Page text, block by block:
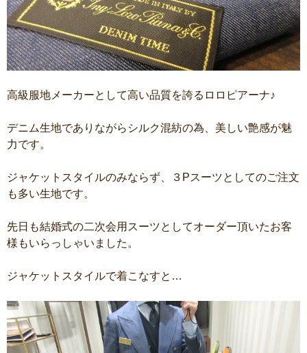
高級服地メーカーとして高い品質を誇るロロピアーナ♪
デニム生地でありながらシルク混紡の為、美しい艶感が魅
力です。
ジャケットスタイルのみならず、３Pスーツとしてのご注文
も多い生地です。
先日も結婚式の二次会用スーツとしてオーダー頂いたお客
様もいらっしゃいました。
ジャケットスタイルで着こなすと…